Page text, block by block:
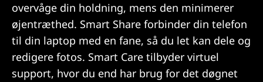
overvåge din holdning, mens den minimerer
øjentræthed. Smart Share forbinder din telefon
til din laptop med en fane, så du let kan dele og
redigere fotos. Smart Care tilbyder virtuel
support, hvor du end har brug for det døgnet